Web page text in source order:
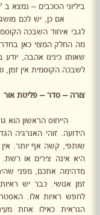
ביליוני הכוכבים – נמצא ב
אם כן, יש לכם
לגבי איחוד השבכה
מה החלק המצוי כאן בחדר
לשבכה הקוסמית אין זמן,
צורה – סדר – פליטת אור
הייחוס הראשון הוא
הידועה. זוהי האנרגיה
שותפי, קשה אף יותר.
היא אינה צירים או
מדהימה אתכם, מפני
זמן אנושי. כבר יש
לחפש ראיות אלו.
הנראית כאילו אחת